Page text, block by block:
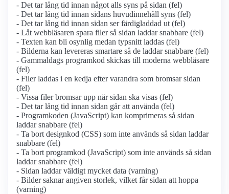
- Det tar lång tid innan något alls syns på sidan (fel)
- Det tar lång tid innan sidans huvudinnehåll syns (fel)
- Det tar lång tid innan sidan ser färdigladdad ut (fel)
- Låt webbläsaren spara filer så sidan laddar snabbare (fel)
- Texten kan bli osynlig medan typsnitt laddas (fel)
- Bilderna kan levereras smartare så de laddar snabbare (fel)
- Gammaldags programkod skickas till moderna webbläsare
(fel)
- Filer laddas i en kedja efter varandra som bromsar sidan
(fel)
- Vissa filer bromsar upp när sidan ska visas (fel)
- Det tar lång tid innan sidan går att använda (fel)
- Programkoden (JavaScript) kan komprimeras så sidan
laddar snabbare (fel)
- Ta bort designkod (CSS) som inte används så sidan laddar
snabbare (fel)
- Ta bort programkod (JavaScript) som inte används så sidan
laddar snabbare (fel)
- Sidan laddar väldigt mycket data (varning)
- Bilder saknar angiven storlek, vilket får sidan att hoppa
(varning)